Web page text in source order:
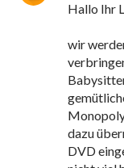
Hallo Ihr
wir
dazu
DVD